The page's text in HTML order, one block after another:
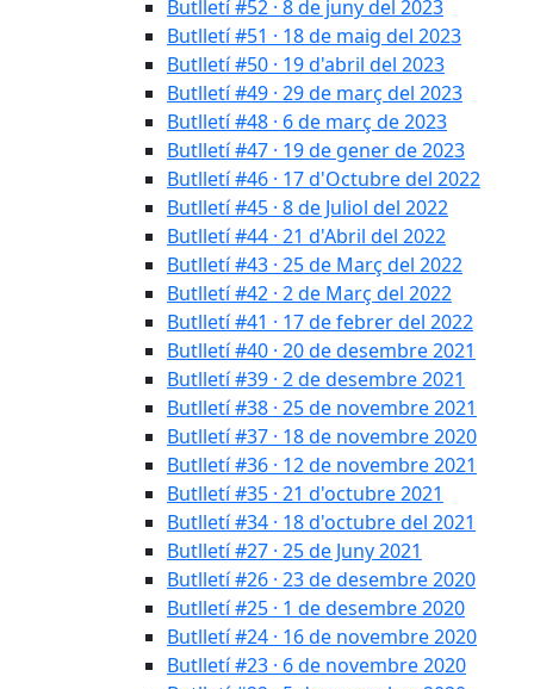
Butlletí #52 · 8 de juny del 2023
Butlletí #51 · 18 de maig del 2023
Butlletí #50 · 19 d'abril del 2023
Butlletí #49 · 29 de març del 2023
Butlletí #48 · 6 de març de 2023
Butlletí #47 · 19 de gener de 2023
Butlletí #46 · 17 d'Octubre del 2022
Butlletí #45 · 8 de Juliol del 2022
Butlletí #44 · 21 d'Abril del 2022
Butlletí #43 · 25 de Març del 2022
Butlletí #42 · 2 de Març del 2022
Butlletí #41 · 17 de febrer del 2022
Butlletí #40 · 20 de desembre 2021
Butlletí #39 · 2 de desembre 2021
Butlletí #38 · 25 de novembre 2021
Butlletí #37 · 18 de novembre 2020
Butlletí #36 · 12 de novembre 2021
Butlletí #35 · 21 d'octubre 2021
Butlletí #34 · 18 d'octubre del 2021
Butlletí #27 · 25 de Juny 2021
Butlletí #26 · 23 de desembre 2020
Butlletí #25 · 1 de desembre 2020
Butlletí #24 · 16 de novembre 2020
Butlletí #23 · 6 de novembre 2020